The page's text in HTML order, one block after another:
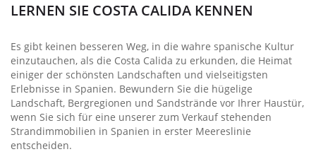
LERNEN SIE COSTA CALIDA KENNEN
Es gibt keinen besseren Weg, in die wahre spanische Kultur
einzutauchen, als die Costa Calida zu erkunden, die Heimat
einiger der schönsten Landschaften und vielseitigsten
Erlebnisse in Spanien. Bewundern Sie die hügelige
Landschaft, Bergregionen und Sandstrände vor Ihrer Haustür,
wenn Sie sich für eine unserer zum Verkauf stehenden
Strandimmobilien in Spanien in erster Meereslinie
entscheiden.